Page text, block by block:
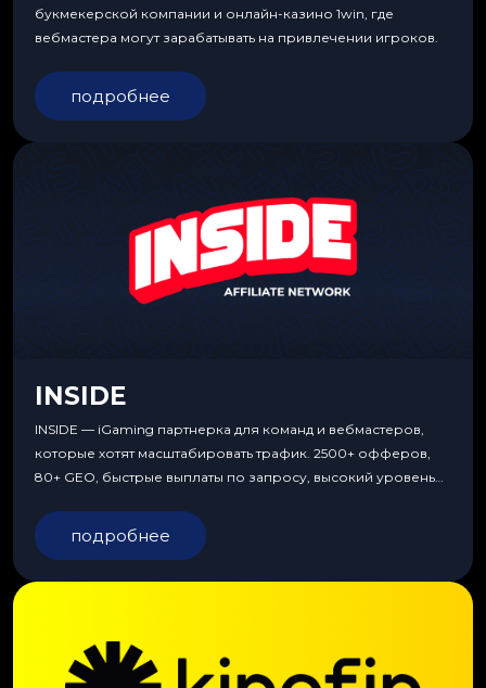
букмекерской компании и онлайн-казино 1win, где
вебмастера могут зарабатывать на привлечении игроков.
подробнее
INSIDE
INSIDE — iGaming партнерка для команд и вебмастеров,
которые хотят масштабировать трафик. 2500+ офферов,
80+ GEO, быстрые выплаты по запросу, высокий уровень
подробнее